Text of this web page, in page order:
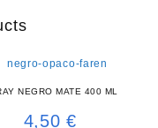
NEGRO MATE 400 ML
4,50€